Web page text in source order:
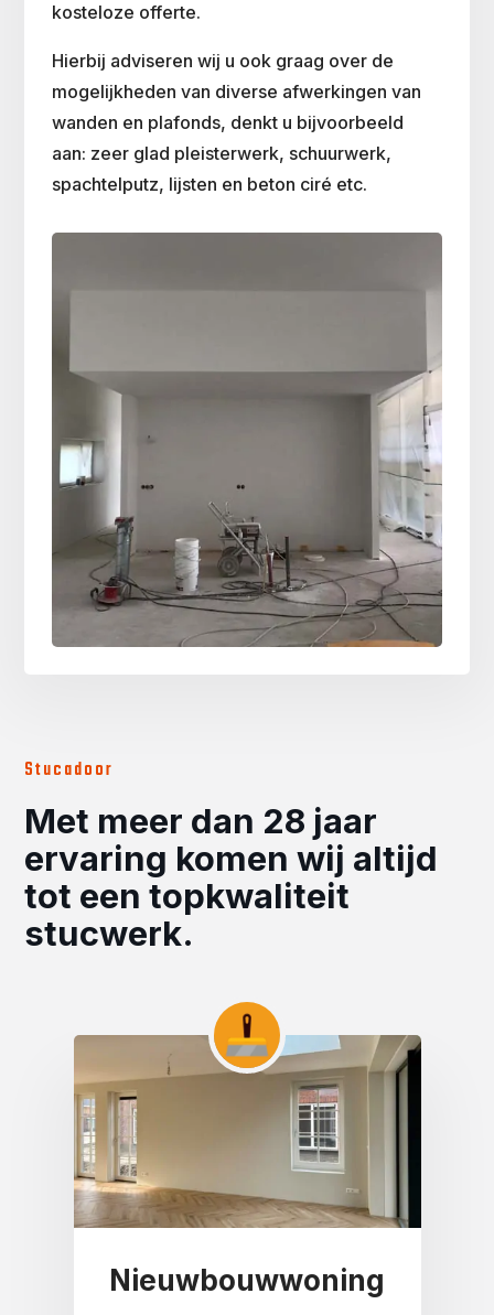
kosteloze offerte.
Hierbij adviseren wij u ook graag over de
mogelijkheden van diverse afwerkingen van
wanden en plafonds, denkt u bijvoorbeeld
aan: zeer glad pleisterwerk, schuurwerk,
spachtelputz, lijsten en beton ciré etc.
Stucadoor
Met meer dan 28 jaar
ervaring komen wij altijd
tot een topkwaliteit
stucwerk.
Nieuwbouwwoning